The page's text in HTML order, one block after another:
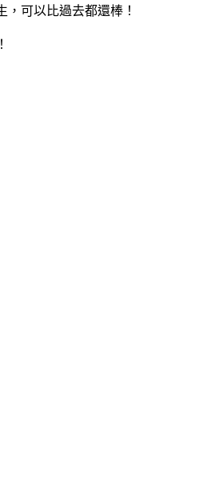
，可以比過去都還棒！